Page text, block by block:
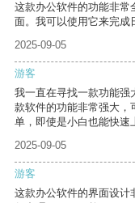
这款办公软件的功能非常
面。我可以使用它来完成
2025-09-05
游客
我一直在寻找一款功能强
款软件的功能非常强大，
单，即使是小白也能快速
2025-09-05
游客
这款办公软件的界面设计